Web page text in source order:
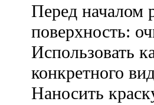
Перед началом
поверхность:
Использовать
конкретного
Наносить